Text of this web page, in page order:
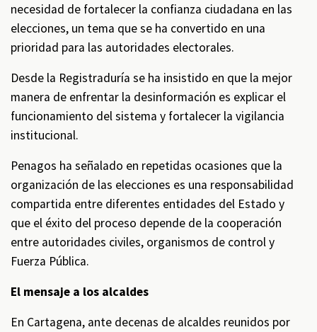
necesidad de fortalecer la confianza ciudadana en las
elecciones, un tema que se ha convertido en una
prioridad para las autoridades electorales.
Desde la Registraduría se ha insistido en que la mejor
manera de enfrentar la desinformación es explicar el
funcionamiento del sistema y fortalecer la vigilancia
institucional.
Penagos ha señalado en repetidas ocasiones que la
organización de las elecciones es una responsabilidad
compartida entre diferentes entidades del Estado y
que el éxito del proceso depende de la cooperación
entre autoridades civiles, organismos de control y
Fuerza Pública.
El mensaje a los alcaldes
En Cartagena, ante decenas de alcaldes reunidos por